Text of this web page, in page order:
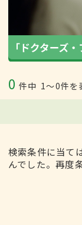
0 件中 1〜0件を
検索条件に当て
んでした。再度